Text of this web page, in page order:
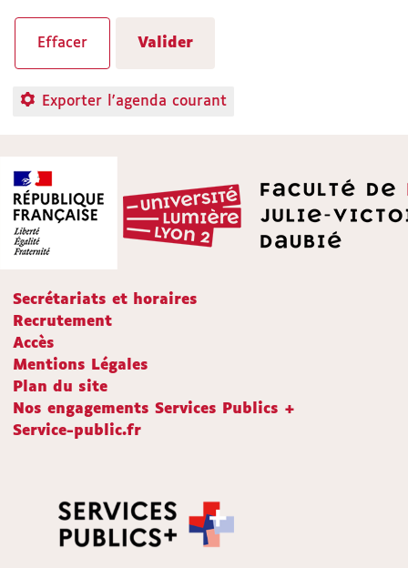
Exporter l'agenda courant
Secrétariats et horaires
Recrutement
Accès
Mentions Légales
Plan du site
Nos engagements Services Publics +
Service-public.fr